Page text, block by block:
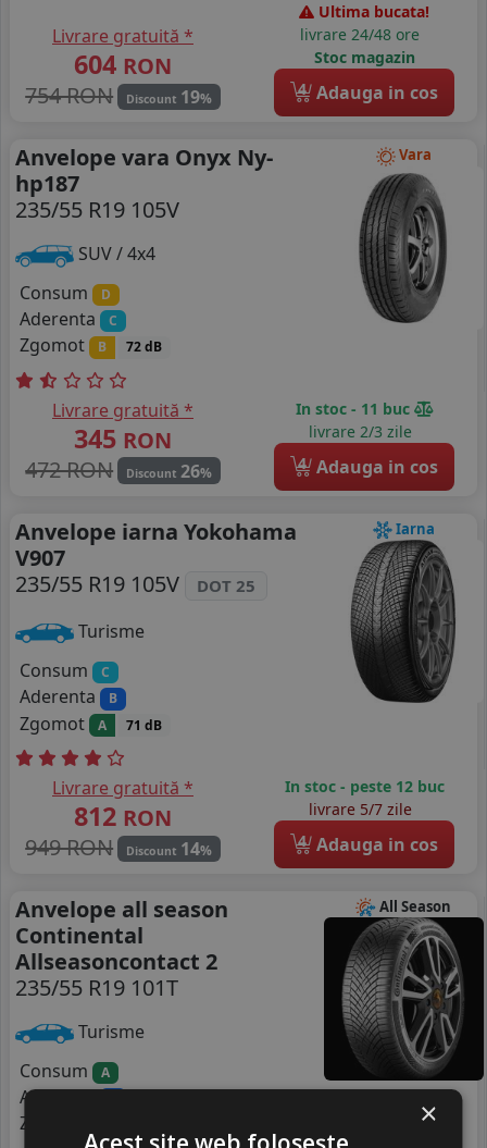
Livrare gratuită *
604 RON
754 RON
Discount 19%
Ultima bucata!
livrare 24/48 ore
Stoc magazin
4 Adauga in cos
Vara
Anvelope vara Onyx Ny-
hp187
235/55 R19 105V
SUV / 4x4
Consum
D
Aderenta C
Zgomot B 72 dB
Livrare gratuită *
345 RON
472 RON
Discount 26%
In stoc - 11 buc
livrare 2/3 zile
4 Adauga in cos
Iarna
Anvelope iarna Yokohama
V907
235/55 R19 105V
DOT 25
Turisme
Consum
C
Aderenta B
Zgomot A 71 dB
Livrare gratuită *
812 RON
949 RON
Discount 14%
In stoc - peste 12 buc
livrare 5/7 zile
4 Adauga in cos
All Season
Anvelope all season
Continental
Allseasoncontact 2
235/55 R19 101T
Turisme
Consum
A
Aderenta
Zgomot ×